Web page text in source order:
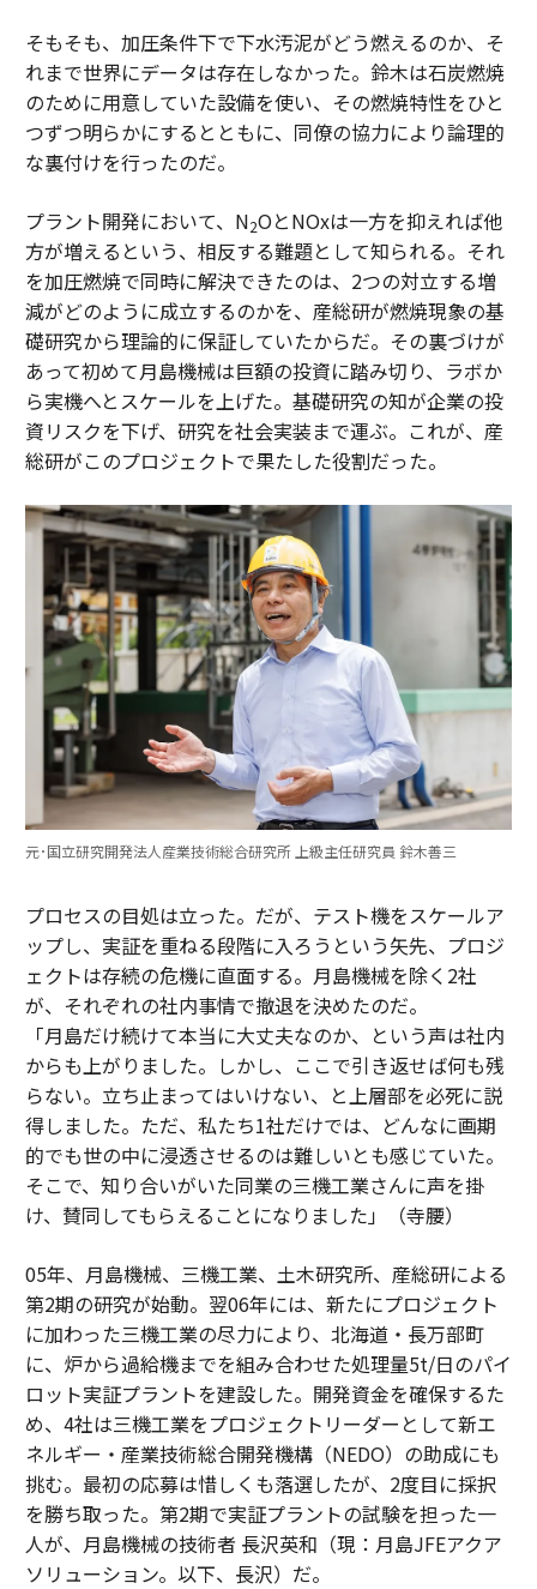
そもそも、加圧条件下で下水汚泥がどう燃えるのか、そ
れまで世界にデータは存在しなかった。鈴木は石炭燃焼
のために用意していた設備を使い、その燃焼特性をひと
つずつ明らかにするとともに、同僚の協力により論理的
な裏付けを行ったのだ。
プラント開発において、N2OとNOxは一方を抑えれば他
方が増えるという、相反する難題として知られる。それ
を加圧燃焼で同時に解決できたのは、2つの対立する増
減がどのように成立するのかを、産総研が燃焼現象の基
礎研究から理論的に保証していたからだ。その裏づけが
あって初めて月島機械は巨額の投資に踏み切り、ラボか
ら実機へとスケールを上げた。基礎研究の知が企業の投
資リスクを下げ、研究を社会実装まで運ぶ。これが、産
総研がこのプロジェクトで果たした役割だった。
元･国立研究開発法人産業技術総合研究所 上級主任研究員 鈴木善三
プロセスの目処は立った。だが、テスト機をスケールア
ップし、実証を重ねる段階に入ろうという矢先、プロジ
ェクトは存続の危機に直面する。月島機械を除く2社
が、それぞれの社内事情で撤退を決めたのだ。
「月島だけ続けて本当に大丈夫なのか、という声は社内
からも上がりました。しかし、ここで引き返せば何も残
らない。立ち止まってはいけない、と上層部を必死に説
得しました。ただ、私たち1社だけでは、どんなに画期
的でも世の中に浸透させるのは難しいとも感じていた。
そこで、知り合いがいた同業の三機工業さんに声を掛
け、賛同してもらえることになりました」（寺腰）
05年、月島機械、三機工業、土木研究所、産総研による
第2期の研究が始動。翌06年には、新たにプロジェクト
に加わった三機工業の尽力により、北海道・長万部町
に、炉から過給機までを組み合わせた処理量5t/日のパイ
ロット実証プラントを建設した。開発資金を確保するた
め、4社は三機工業をプロジェクトリーダーとして新エ
ネルギー・産業技術総合開発機構（NEDO）の助成にも
挑む。最初の応募は惜しくも落選したが、2度目に採択
を勝ち取った。第2期で実証プラントの試験を担った一
人が、月島機械の技術者 長沢英和（現：月島JFEアクア
ソリューション。以下、長沢）だ。